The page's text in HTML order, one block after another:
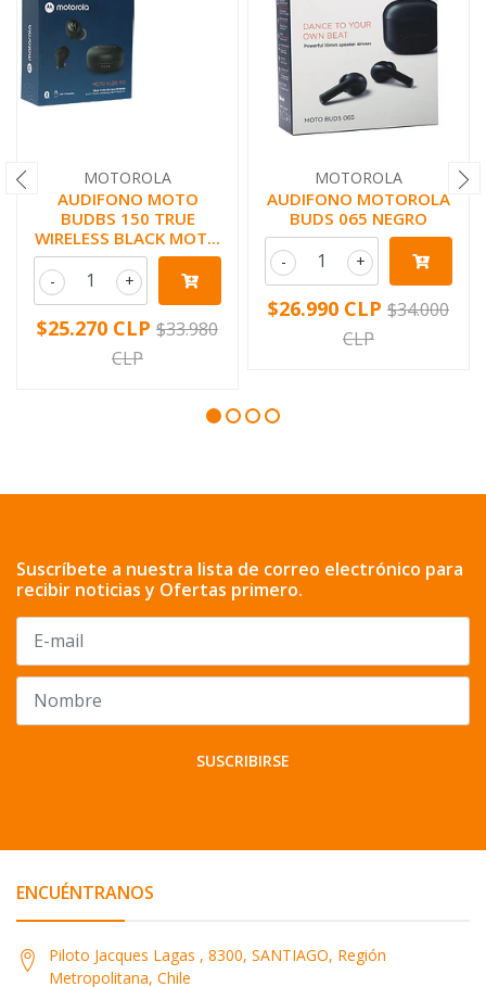
MOTOROLA
AUDIFONO MOTO
BUDBS 150 TRUE
WIRELESS BLACK MOT...
+
-
$25.270 CLP $33.980
CLP
MOTOROLA
AUDIFONO MOTOROLA
BUDS 065 NEGRO
+
-
$26.990 CLP $34.000
CLP
Suscríbete a nuestra lista de correo electrónico para
recibir noticias y Ofertas primero.
SUSCRIBIRSE
ENCUÉNTRANOS
Piloto Jacques Lagas , 8300, SANTIAGO, Región
Metropolitana, Chile